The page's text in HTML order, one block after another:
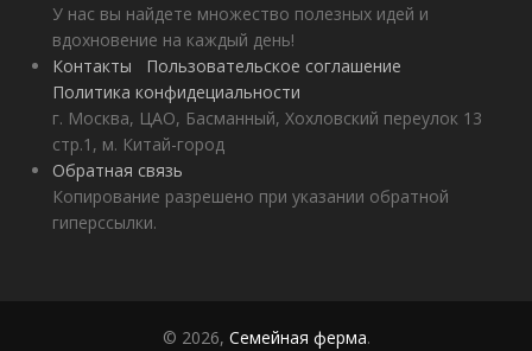
У нас вы найдете множество полезных идей и
вдохновение на каждый день!
Контакты
Пользовательское соглашение
Политика конфидециальности
г. Москва, ЦАО, Басманный, Хохловский переулок 13
стр.1, м. Китай-город
Обратная связь
Копирование разрешено при указании обратной
гиперссылки.
© 2026, Семейная ферма.